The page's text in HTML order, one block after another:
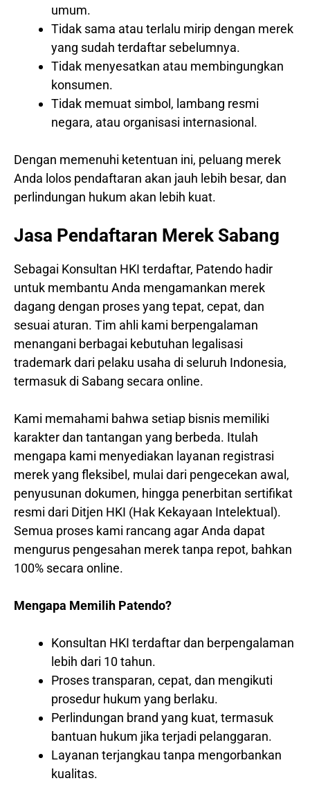
umum.
Tidak sama atau terlalu mirip dengan merek
yang sudah terdaftar sebelumnya.
Tidak menyesatkan atau membingungkan
konsumen.
Tidak memuat simbol, lambang resmi
negara, atau organisasi internasional.
Dengan memenuhi ketentuan ini, peluang merek
Anda lolos pendaftaran akan jauh lebih besar, dan
perlindungan hukum akan lebih kuat.
Jasa Pendaftaran Merek Sabang
Sebagai Konsultan HKI terdaftar, Patendo hadir
untuk membantu Anda mengamankan merek
dagang dengan proses yang tepat, cepat, dan
sesuai aturan. Tim ahli kami berpengalaman
menangani berbagai kebutuhan legalisasi
trademark dari pelaku usaha di seluruh Indonesia,
termasuk di Sabang secara online.
Kami memahami bahwa setiap bisnis memiliki
karakter dan tantangan yang berbeda. Itulah
mengapa kami menyediakan layanan registrasi
merek yang fleksibel, mulai dari pengecekan awal,
penyusunan dokumen, hingga penerbitan sertifikat
resmi dari Ditjen HKI (Hak Kekayaan Intelektual).
Semua proses kami rancang agar Anda dapat
mengurus pengesahan merek tanpa repot, bahkan
100% secara online.
Mengapa Memilih Patendo?
Konsultan HKI terdaftar dan berpengalaman
lebih dari 10 tahun.
Proses transparan, cepat, dan mengikuti
prosedur hukum yang berlaku.
Perlindungan brand yang kuat, termasuk
bantuan hukum jika terjadi pelanggaran.
Layanan terjangkau tanpa mengorbankan
kualitas.